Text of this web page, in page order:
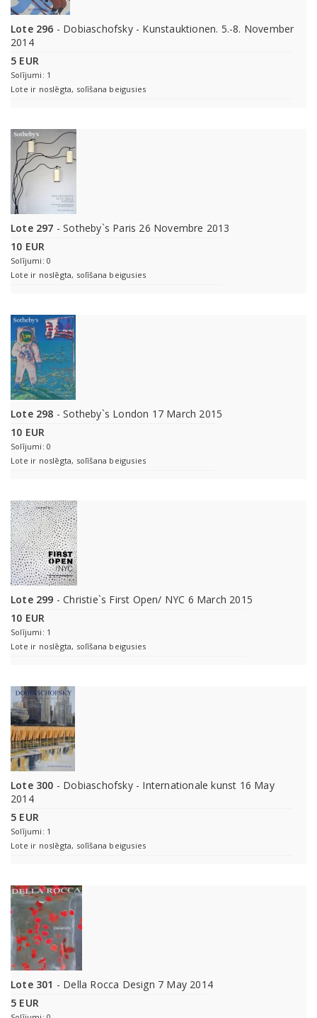
Lote 296 - Dobiaschofsky - Kunstauktionen. 5.-8. November
2014
5 EUR
Solījumi: 1
Lote ir noslēgta, solīšana beigusies
Lote 297 - Sotheby`s Paris 26 Novembre 2013
10 EUR
Solījumi: 0
Lote ir noslēgta, solīšana beigusies
Lote 298 - Sotheby`s London 17 March 2015
10 EUR
Solījumi: 0
Lote ir noslēgta, solīšana beigusies
Lote 299 - Christie`s First Open/ NYC 6 March 2015
10 EUR
Solījumi: 1
Lote ir noslēgta, solīšana beigusies
Lote 300 - Dobiaschofsky - Internationale kunst 16 May
2014
5 EUR
Solījumi: 1
Lote ir noslēgta, solīšana beigusies
Lote 301 - Della Rocca Design 7 May 2014
5 EUR